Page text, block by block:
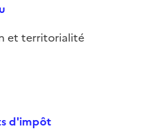
et territorialité
d'impôt